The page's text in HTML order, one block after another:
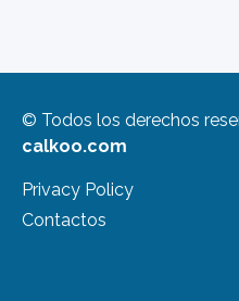
© Todos los derechos
calkoo.com
Privacy Policy
Contactos